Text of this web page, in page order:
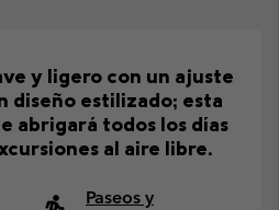
y ligero con un ajuste
diseño estilizado; esta
abrigará todos los días
al aire libre.
Paseos y